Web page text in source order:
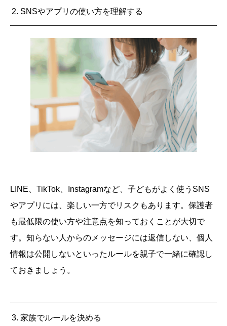
2. SNSやアプリの使い方を理解する
LINE、TikTok、Instagramなど、子どもがよく使うSNS
やアプリには、楽しい一方でリスクもあります。保護者
も最低限の使い方や注意点を知っておくことが大切で
す。知らない人からのメッセージには返信しない、個人
情報は公開しないといったルールを親子で一緒に確認し
ておきましょう。
3. 家族でルールを決める